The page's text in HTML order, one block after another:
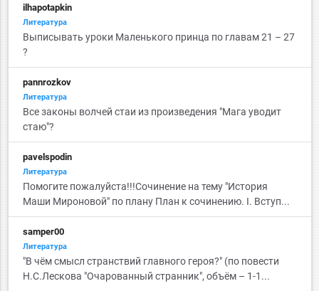
ilhapotapkin
Литература
Выписывать уроки Маленького принца по главам 21 – 27
?
pannrozkov
Литература
Все законы волчей стаи из произведения "Мага уводит
стаю"?
pavelspodin
Литература
Помогите пожалуйста!!!Сочинение на тему "История
Маши Мироновой" по плану План к сочинению. I. Вступ...
samper00
Литература
"В чём смысл странствий главного героя?" (по повести
Н.С.Лескова "Очарованный странник", объём – 1-1...